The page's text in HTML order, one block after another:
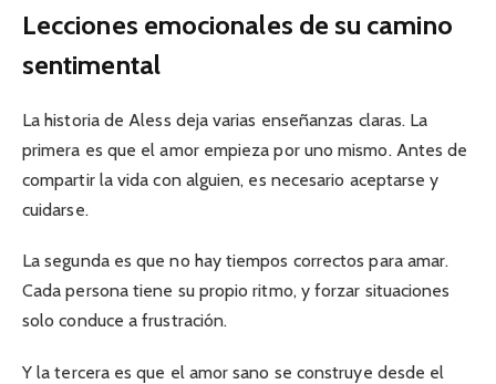
Lecciones emocionales de su camino
sentimental
La historia de Aless deja varias enseñanzas claras. La
primera es que el amor empieza por uno mismo. Antes de
compartir la vida con alguien, es necesario aceptarse y
cuidarse.
La segunda es que no hay tiempos correctos para amar.
Cada persona tiene su propio ritmo, y forzar situaciones
solo conduce a frustración.
Y la tercera es que el amor sano se construye desde el